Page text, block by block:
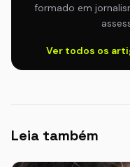
formado em
Ver todos os
Leia também